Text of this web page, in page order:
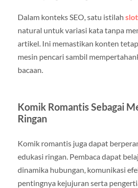
Dalam konteks SEO, satu istilah slot
natural untuk variasi kata tanpa
artikel. Ini memastikan konten
mesin pencari sambil
bacaan.
Komik Romantis Sebagai
Ringan
Komik romantis juga dapat
edukasi ringan. Pembaca dapat
dinamika hubungan, komunikasi
pentingnya kejujuran serta